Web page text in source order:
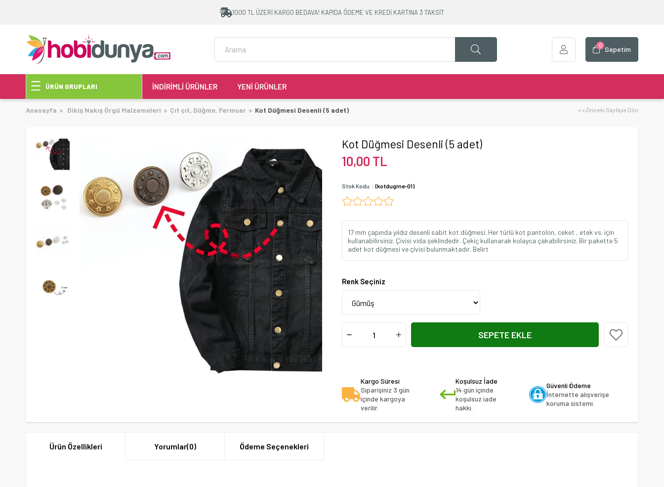
1000 TL ÜZERİ KARGO BEDAVA! KAPIDA ÖDEME VE KREDİ KARTINA 3 TAKSİT
Sepetim
0
ÜRÜN GRUPLARI İNDİRİMLİ ÜRÜNLER YENİ ÜRÜNLER
Anasayfa Dikiş Nakış Örgü Malzemeleri Çıt çıt, Düğme, Fermuar Kot Düğmesi Desenli (5 adet) < < Önceki Sayfaya Dön
Kot Düğmesi Desenli (5 adet)
10,00 TL
Stok Kodu (kotdugme-01)
17 mm çapında yıldız desenli sabit kot düğmesi. Her türlü kot pantolon, ceket , etek vs. için
kullanabilirsiniz. Çivisi vida şeklindedir. Çekiç kullanarak kolayca çakabilirsiniz. Bir pakette 5
adet kot düğmesi ve çivisi bulunmaktadır. Belirt
Renk Seçiniz
Kargo Süresi
Siparişiniz 3 gün
içinde kargoya
verilir.
Koşulsuz İade
14 gün içinde
koşulsuz iade
hakkı.
Güvenli Ödeme
İnternette alışverişe
koruma sistemi.
Ürün Özellikleri Yorumlar(0) Ödeme Seçenekleri